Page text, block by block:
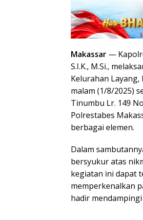
Makassar —
S.I.K., M.Si.,
Kelurahan Layang,
malam (1/8/2025)
Tinumbu Lr. 149
Polrestabes
berbagai elemen.
Dalam
bersyukur atas
kegiatan ini dapat
memperkenalkan
hadir